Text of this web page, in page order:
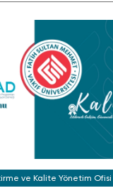
ve Kalite Yönetim Ofisi